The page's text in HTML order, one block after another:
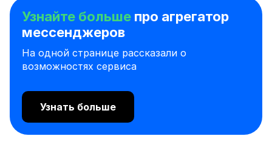
Узнайте больше про агрегатор
мессенджеров
На одной странице рассказали о
возможностях сервиса
Узнать больше